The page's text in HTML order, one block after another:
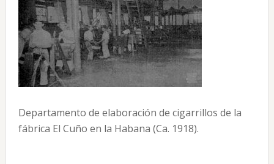
Departamento de elaboración de cigarrillos de la
fábrica El Cuño en la Habana (Ca. 1918).